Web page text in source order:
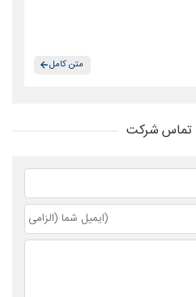
متن کامل
تماس شرکت